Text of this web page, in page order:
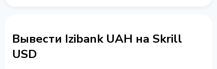
Вывести Izibank UAH на Skrill
USD